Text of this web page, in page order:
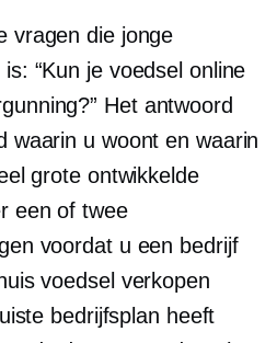
vragen die jonge
“Kun je voedsel online
Het antwoord
waarin u woont en waarin
grote ontwikkelde
een of twee
voordat u een bedrijf
voedsel verkopen
bedrijfsplan heeft